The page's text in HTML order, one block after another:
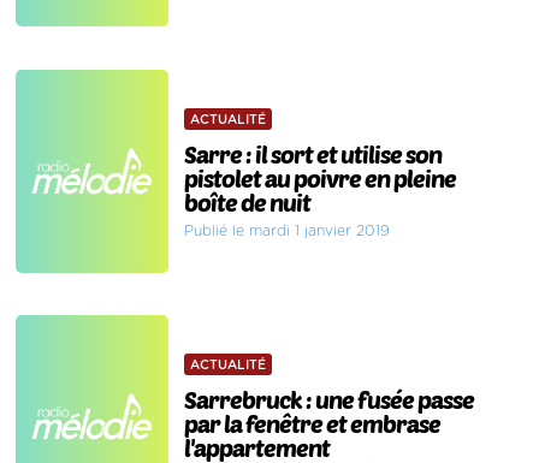
ACTUALITÉ
Sarre : il sort et utilise son
pistolet au poivre en pleine
boîte de nuit
Publié le mardi 1 janvier 2019
ACTUALITÉ
Sarrebruck : une fusée passe
par la fenêtre et embrase
l'appartement